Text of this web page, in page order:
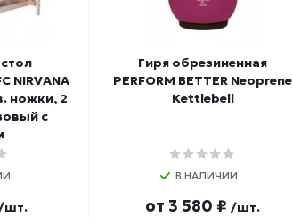
NIRVANA
ножки, 2
с
шт.
Гиря обрезиненная
PERFORM BETTER Neoprene
Kettlebell
В НАЛИЧИИ
от 3 580 ₽ /шт.